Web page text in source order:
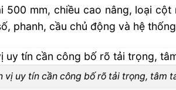
tấn?
hành và
mm, chiều cao nâng, loại
phanh, cầu chủ động và hệ
vị uy tín cần công bố rõ tải trọng, tâm